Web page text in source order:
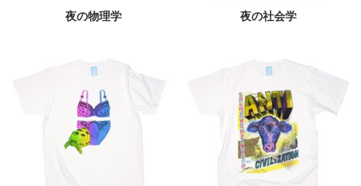
夜の物理学 夜の社会学